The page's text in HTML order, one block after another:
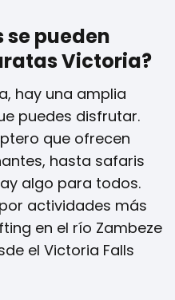
pueden
Victoria?
hay una amplia
puedes disfrutar.
que ofrecen
hasta safaris
algo para todos.
actividades más
en el río Zambeze
el Victoria Falls